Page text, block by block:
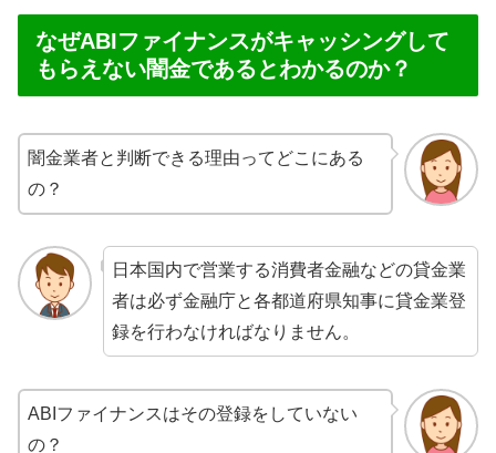
なぜABIファイナンスがキャッシングして
もらえない闇金であるとわかるのか？
闇金業者と判断できる理由ってどこにある
の？
日本国内で営業する消費者金融などの貸金業
者は必ず金融庁と各都道府県知事に貸金業登
録を行わなければなりません。
ABIファイナンスはその登録をしていない
の？